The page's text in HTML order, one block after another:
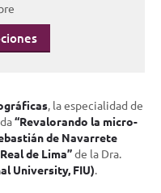
, la especialidad de
“Revalorando la micro-
de Navarrete
de Lima”de la Dra.
University, FIU).